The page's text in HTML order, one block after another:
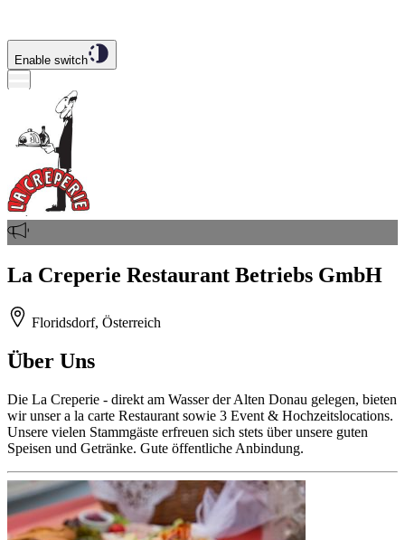
Enable switch
La Creperie Restaurant Betriebs GmbH
Floridsdorf, Österreich
Über Uns
Die La Creperie - direkt am Wasser der Alten Donau gelegen, bieten
wir unser a la carte Restaurant sowie 3 Event & Hochzeitslocations.
Unsere vielen Stammgäste erfreuen sich stets über unsere guten
Speisen und Getränke. Gute öffentliche Anbindung.